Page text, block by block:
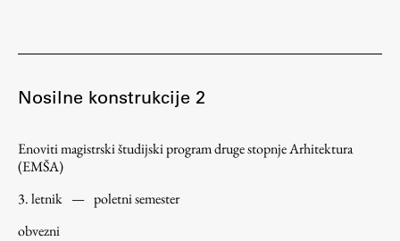
Nosilne konstrukcije 2
Enoviti magistrski študijski program druge stopnje Arhitektura
(EMŠA)
3. letnik — poletni semester
obvezni